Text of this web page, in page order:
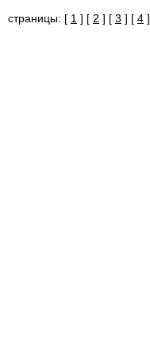
страницы: [ 1 ] [ 2 ] [ 3 ] [ 4